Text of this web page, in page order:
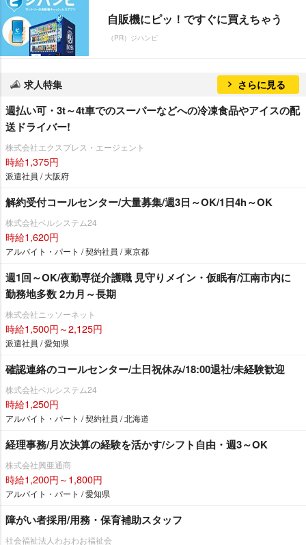
自販機にピッ！ですぐに買えちゃう
（PR）ジハンピ
求人特集 さらに見る
週払い可・3t～4t車でのスーパーなどへの冷凍食品やアイスの配
送ドライバー!
株式会社エクスプレス・エージェント
時給1,375円
派遣社員 / 大阪府
解約受付コールセンター/大量募集/週3日～OK/1日4h～OK
株式会社ベルシステム24
時給1,620円
アルバイト・パート / 契約社員 / 東京都
週1回～OK/夜勤専従介護職 見守りメイン・仮眠有/江南市内に
勤務地多数 2カ月～長期
株式会社ニッソーネット
時給1,500円～2,125円
派遣社員 / 愛知県
確認連絡のコールセンター/土日祝休み/18:00退社/未経験歓迎
株式会社ベルシステム24
時給1,250円
アルバイト・パート / 契約社員 / 北海道
経理事務/月次決算の経験を活かす/シフト自由・週3～OK
株式会社興亜通商
時給1,200円～1,800円
アルバイト・パート / 愛知県
障がい者採用/用務・保育補助スタッフ
社会福祉法人わおわお福祉会